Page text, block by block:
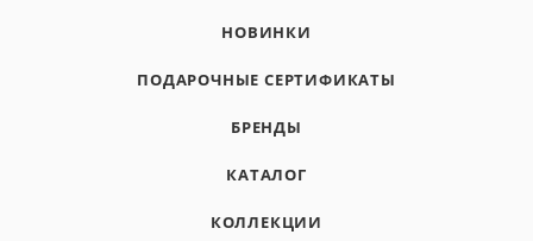
НОВИНКИ
ПОДАРОЧНЫЕ СЕРТИФИКАТЫ
БРЕНДЫ
КАТАЛОГ
КОЛЛЕКЦИИ